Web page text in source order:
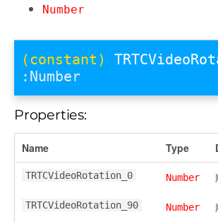
Number
(constant)
:Number
Properties:
Name Type
TRTCVideoRotation_0 Number
TRTCVideoRotation_90 Number